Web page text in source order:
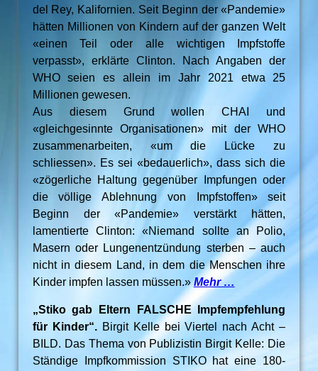
del Rey, Kalifornien. Seit Beginn der «Pandemie»
hätten Millionen von Kindern auf der ganzen Welt
«einen Teil oder alle wichtigen Impfstoffe
verpasst», erklärte Clinton. Nach Angaben der
WHO seien es allein im Jahr 2021 etwa 25
Millionen gewesen.
Aus diesem Grund wollen CHAI und
«gleichgesinnte Organisationen» mit der WHO
zusammenarbeiten, «um die Lücke zu
schliessen». Es sei «bedauerlich», dass sich die
«zögerliche Haltung gegenüber Impfungen oder
die völlige Ablehnung von Impfstoffen» seit
Beginn der «Pandemie» verstärkt hätten,
lamentierte Clinton: «Niemand sollte an Polio,
Masern oder Lungenentzündung sterben – auch
nicht in diesem Land, in dem die Menschen ihre
Kinder impfen lassen müssen.»Mehr …
„Stiko gab Eltern FALSCHE Impfempfehlung
für Kinder“. Birgit Kelle bei Viertel nach Acht –
BILD. Das Thema von Publizistin Birgit Kelle: Die
Ständige Impfkommission STIKO hat eine 180-